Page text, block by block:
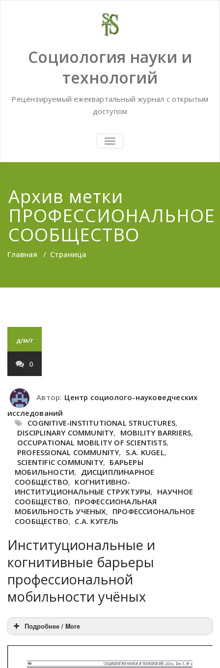
Социология науки и
технологий
Рецензируемый ежеквартальный журнал с открытым
доступом
TOGGLE
NAVIGATION
Архив метки
ПРОФЕССИОНАЛЬНОЕ
СООБЩЕСТВО
Главная / Страница
д/м/г
0
Автор: Центр социолого-науковедческих
исследований
COGNITIVE-INSTITUTIONAL STRUCTURES,
DISCIPLINARY COMMUNITY, MOBILITY BARRIERS,
OCCUPATIONAL MOBILITY OF SCIENTISTS,
PROFESSIONAL COMMUNITY, S.A. KUGEL,
SCIENTIFIC COMMUNITY, БАРЬЕРЫ
МОБИЛЬНОСТИ, ДИСЦИПЛИНАРНОЕ
СООБЩЕСТВО, КОГНИТИВНО-
ИНСТИТУЦИОНАЛЬНЫЕ СТРУКТУРЫ, НАУЧНОЕ
СООБЩЕСТВО, ПРОФЕССИОНАЛЬНАЯ
МОБИЛЬНОСТЬ УЧЕНЫХ, ПРОФЕССИОНАЛЬНОЕ
СООБЩЕСТВО, С.А. КУГЕЛЬ
Институциональные и
когнитивные барьеры
профессиональной
мобильности учёных
Подробнее / More